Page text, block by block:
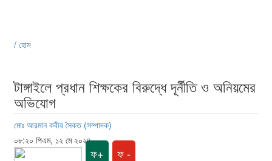
/ হোম
টাঙ্গাইলে প্রধান শিক্ষকের বিরুদ্ধে দূর্নীতি ও অনিয়মের
অভিযোগ
মোঃ আরমান কবীর সৈকত (সম্পাদক)
০৮:২০ পিএম, ১২ মে ২০২৪
ফ+ ফ -